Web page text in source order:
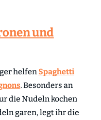
und
helfen Spaghetti
. Besonders an
die Nudeln kochen
garen, legt ihr die